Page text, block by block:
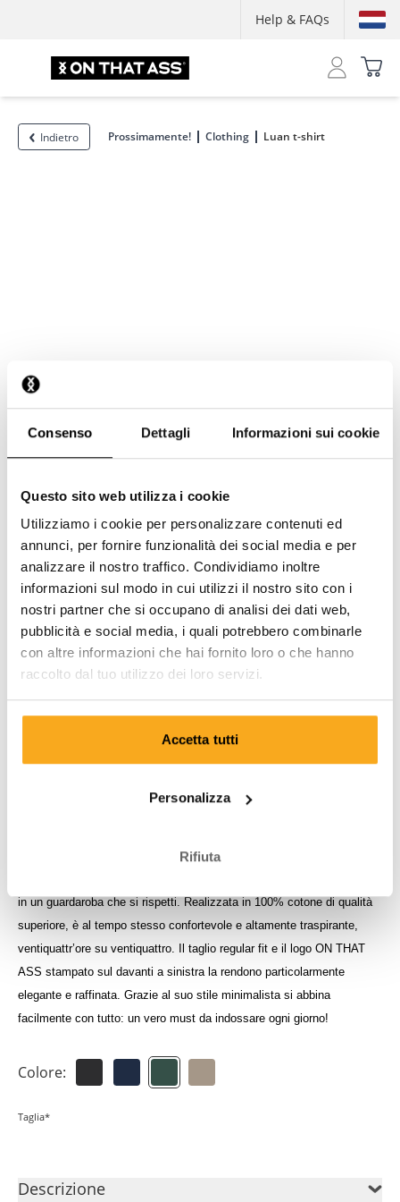
Consenso Dettagli Informazioni sui cookie
Questo sito web utilizza i cookie
Utilizziamo i cookie per personalizzare contenuti ed
annunci, per fornire funzionalità dei social media e per
analizzare il nostro traffico. Condividiamo inoltre
informazioni sul modo in cui utilizzi il nostro sito con i
nostri partner che si occupano di analisi dei dati web,
pubblicità e social media, i quali potrebbero combinarle
con altre informazioni che hai fornito loro o che hanno
raccolto dal tuo utilizzo dei loro servizi.
Accetta tutti
Personalizza
Rifiuta
Help & FAQs
Indietro Prossimamente! Clothing Luan t-shirt
in un guardaroba che si rispetti. Realizzata in 100% cotone di qualità
superiore, è al tempo stesso confortevole e altamente traspirante,
ventiquattr’ore su ventiquattro. Il taglio regular fit e il logo ON THAT
ASS stampato sul davanti a sinistra la rendono particolarmente
elegante e raffinata. Grazie al suo stile minimalista si abbina
facilmente con tutto: un vero must da indossare ogni giorno!
Colore:
Taglia*
Descrizione